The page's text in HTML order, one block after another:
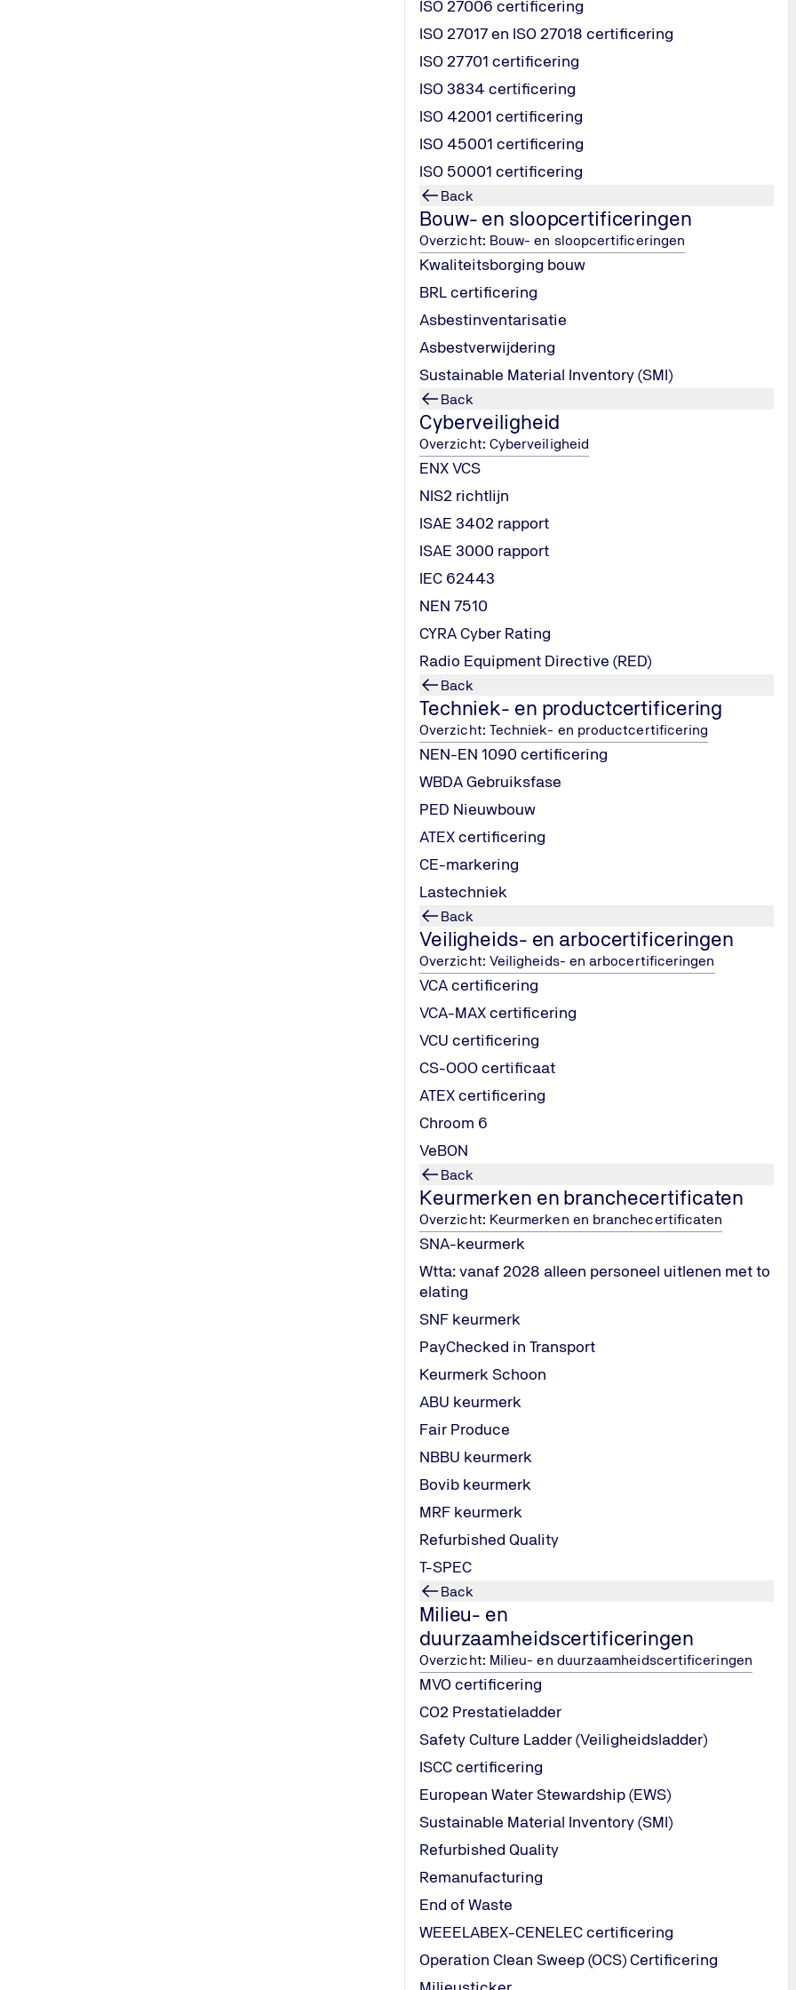
ISO 27006 certificering
ISO 27017 en ISO 27018 certificering
ISO 27701 certificering
ISO 3834 certificering
ISO 42001 certificering
ISO 45001 certificering
ISO 50001 certificering
Back
Bouw- en sloopcertificeringen
Overzicht: Bouw- en sloopcertificeringen
Kwaliteitsborging bouw
BRL certificering
Asbestinventarisatie
Asbestverwijdering
Sustainable Material Inventory (SMI)
Back
Cyberveiligheid
Overzicht: Cyberveiligheid
ENX VCS
NIS2 richtlijn
ISAE 3402 rapport
ISAE 3000 rapport
IEC 62443
NEN 7510
CYRA Cyber Rating
Radio Equipment Directive (RED)
Back
Techniek- en productcertificering
Overzicht: Techniek- en productcertificering
NEN-EN 1090 certificering
WBDA Gebruiksfase
PED Nieuwbouw
ATEX certificering
CE-markering
Lastechniek
Back
Veiligheids- en arbocertificeringen
Overzicht: Veiligheids- en arbocertificeringen
VCA certificering
VCA-MAX certificering
VCU certificering
CS-OOO certificaat
ATEX certificering
Chroom 6
VeBON
Back
Keurmerken en branchecertificaten
Overzicht: Keurmerken en branchecertificaten
SNA-keurmerk
Wtta: vanaf 2028 alleen personeel uitlenen met to
elating
SNF keurmerk
PayChecked in Transport
Keurmerk Schoon
ABU keurmerk
Fair Produce
NBBU keurmerk
Bovib keurmerk
MRF keurmerk
Refurbished Quality
T-SPEC
Back
Milieu- en
duurzaamheidscertificeringen
Overzicht: Milieu- en duurzaamheidscertificeringen
MVO certificering
CO2 Prestatieladder
Safety Culture Ladder (Veiligheidsladder)
ISCC certificering
European Water Stewardship (EWS)
Sustainable Material Inventory (SMI)
Refurbished Quality
Remanufacturing
End of Waste
WEEELABEX-CENELEC certificering
Operation Clean Sweep (OCS) Certificering
Alle informatie over jouw liftkeuringen overzichtelijk op één plek. Via het
klantenportaal plan je eenvoudig nieuwe keuringen in, bekijk je rapportages en
Een liftkeuring is een wettelijk verplichte veiligheidscontrole van personenliften. Tijdens de keuring controleert een
voorschriften uit het Warenwetbesluit Liften. Daarbij wordt gekeken naar technische onderdelen,
Het doel van de keuring is eenvoudig: zekerheid dat de lift veilig gebruikt kan worden door bewoners, bezoekers en
Niet elke situatie vraagt om dezelfde keuring. Naast de periodieke keuring, die wettelijk verplicht is voor alle
ingebruikname, na een grote wijziging of wanneer een lift is afgekeurd. Zo wordt in elke fase van de levensduur van de
: verplicht elke 18 maanden voor personenliften.
: bij de oplevering van een nieuwe liftinstallatie.
: binnen 12 maanden na ingebruikname.
: na vervanging of modernisering van essentiële onderdelen zoals besturing of
: wanneer een lift tijdens de periodieke keuring is afgekeurd.
Tijdens een periodieke liftkeuring controleert een onafhankelijke inspecteur alle cruciale onderdelen van de
gebruikt kan worden en voldoet aan de wettelijke voorschriften. Daarbij wordt onder meer gekeken naar:
Veiligheidscomponenten zoals de snelheidsbegrenzer, vang en buffers.
Deurvergrendeling en knelbeveiliging om ongelukken bij instappen te voorkomen.
Alarm- en noodsystemen, zoals spreek-luisterverbinding en noodverlichting.
Schacht, kooi en machinekamer, inclusief technische installaties en vrij toegankelijke vluchtroutes.
Na afloop van de keuring ontvang je een onafhankelijk rapport met de bevindingen en indien nodig, de punten die
Een periodieke liftkeuring biedt meer dan alleen het voldoen aan de wet. De belangrijkste voordelen:
: zekerheid dat de lift voldoet aan alle wettelijke voorschriften en veilig gebruikt kan worden
: keuring door een erkende keuringsinstelling, los van de onderhoudspartij.
: door tijdig signaleren van gebreken voorkom je grotere storingen of dure
Een liftkeuring geeft dus niet alleen gemoedsrust, maar ook vertrouwen voor alle gebruikers van het gebouw.